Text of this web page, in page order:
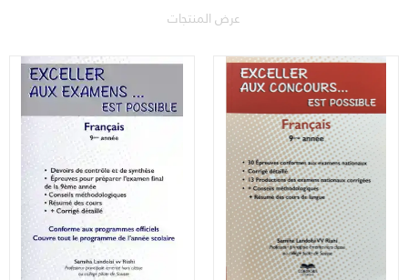
عرض المنتجات